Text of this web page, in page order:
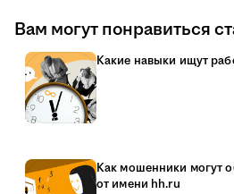
Вам могут понравиться
Какие навыки ищут
Как мошенники могут
от имени hh.ru